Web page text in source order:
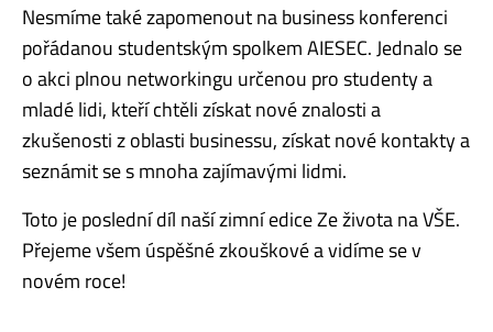
Nesmíme také zapomenout nabusiness konferenci
pořádanou studentským spolkem AIESEC. Jednalo se
o akci plnou networkingu určenou pro studenty a
mladé lidi, kteří chtěli získat nové znalosti a
zkušenosti z oblasti businessu, získat nové kontakty a
seznámit se s mnoha zajímavými lidmi.
Toto je poslední díl naší zimní edice Ze života na VŠE.
Přejemevšem úspěšné zkouškové a vidíme se v
novém roce!